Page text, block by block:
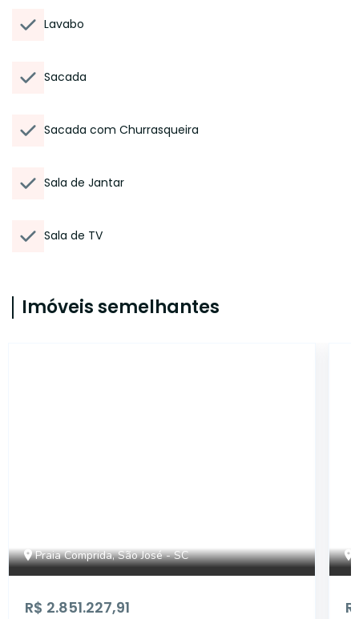
Lavabo
Sacada
Sacada com Churrasqueira
Sala de Jantar
Sala de TV
Imóveis semelhantes
Praia Comprida, São José - SC
R$ 2.851.227,91